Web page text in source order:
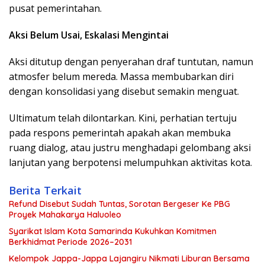
pusat pemerintahan.
Aksi Belum Usai, Eskalasi Mengintai
Aksi ditutup dengan penyerahan draf tuntutan, namun
atmosfer belum mereda. Massa membubarkan diri
dengan konsolidasi yang disebut semakin menguat.
Ultimatum telah dilontarkan. Kini, perhatian tertuju
pada respons pemerintah apakah akan membuka
ruang dialog, atau justru menghadapi gelombang aksi
lanjutan yang berpotensi melumpuhkan aktivitas kota.
Berita Terkait
Refund Disebut Sudah Tuntas, Sorotan Bergeser Ke PBG
Proyek Mahakarya Haluoleo
Syarikat Islam Kota Samarinda Kukuhkan Komitmen
Berkhidmat Periode 2026–2031
Kelompok Jappa-Jappa Lajangiru Nikmati Liburan Bersama